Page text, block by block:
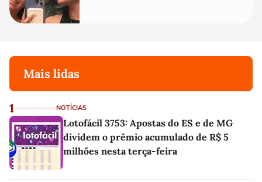
Mais lidas
1 NOTÍCIAS
Lotofácil 3753: Apostas do ES e de MG
dividem o prêmio acumulado de R$ 5
milhões nesta terça-feira